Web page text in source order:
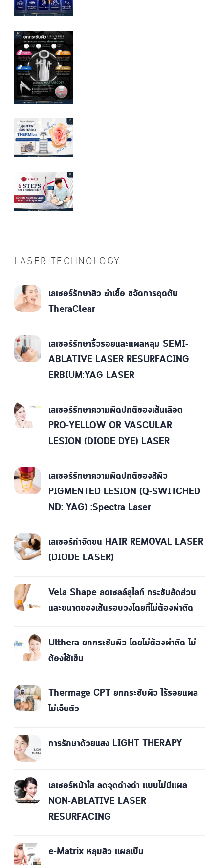
LASER TECHNOLOGY
เลเซอร์รักษาสิว ฆ่าเชื้อ ขจัดการอุดตัน
TheraClear
เลเซอร์รักษาริ้วรอยและแผลหลุม SEMI-
ABLATIVE LASER RESURFACING
ERBIUM:YAG LASER
เลเซอร์รักษาความผิดปกติของเส้นเลือด
PRO-YELLOW OR VASCULAR
LESION (DIODE DYE) LASER
เลเซอร์รักษาความผิดปกติของสีผิว
PIGMENTED LESION (Q-SWITCHED
ND: YAG) :Spectra Laser
เลเซอร์กำจัดขน HAIR REMOVAL LASER
(DIODE LASER)
Vela Shape ลดเซลล์ลูไลท์ กระชับสัดส่วน
และขนาดของเส้นรอบวงโดยที่ไม่ต้องผ่าตัด
Ulthera ยกกระชับผิว โดยไม่ต้องผ่าตัด ไม่
ต้องใช้เข็ม
Thermage CPT ยกกระชับผิว ไร้รอยแผล
ไม่เจ็บตัว
การรักษาด้วยแสง LIGHT THERAPY
เลเซอร์หน้าใส ลดจุดด่างดำ แบบไม่มีแผล
NON-ABLATIVE LASER
RESURFACING
e-Matrix หลุมสิว แผลเป็น